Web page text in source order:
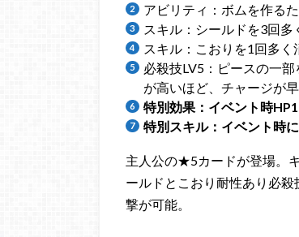
アビリティ：ボムを作る
スキル：シールドを3回多
スキル：こおりを1回多く
必殺技LV5：ピースの一
が高いほど、チャージが早
特別効果：イベント時
特別スキル：イベント時
主人公の★5カードが登場。
ールドとこおり耐性あり必
撃が可能。